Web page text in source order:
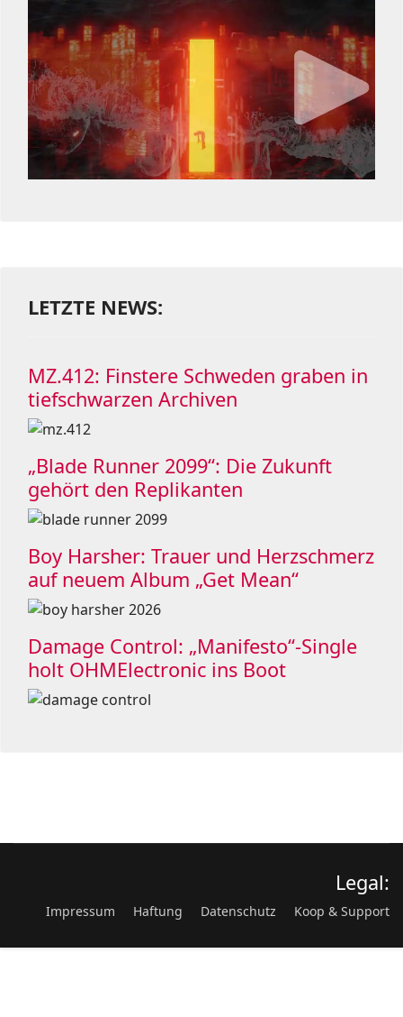
LETZTE NEWS:
MZ.412: Finstere Schweden graben in
tiefschwarzen Archiven
„Blade Runner 2099“: Die Zukunft
gehört den Replikanten
Boy Harsher: Trauer und Herzschmerz
auf neuem Album „Get Mean“
Damage Control: „Manifesto“-Single
holt OHMElectronic ins Boot
Legal:
Impressum Haftung Datenschutz Koop & Support